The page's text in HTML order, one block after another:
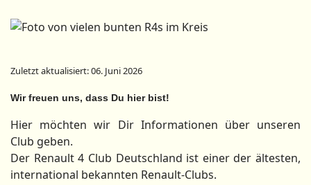
Zuletzt aktualisiert: 06. Juni 2026
Wir freuen uns, dass Du hier bist!
Hier möchten wir Dir Informationen über unseren
Club geben.
Der Renault 4 Club Deutschland ist einer der ältesten,
international bekannten Renault-Clubs.